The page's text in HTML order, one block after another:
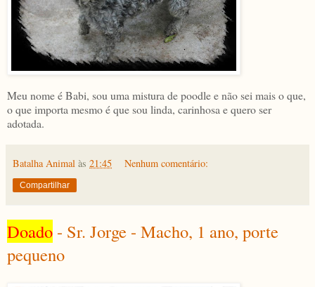
Meu nome é Babi, sou uma mistura de poodle e não sei mais o que,
o que importa mesmo é que sou linda, carinhosa e quero ser
adotada.
Batalha Animal às 21:45 Nenhum comentário:
Compartilhar
Doado - Sr. Jorge - Macho, 1 ano, porte
pequeno